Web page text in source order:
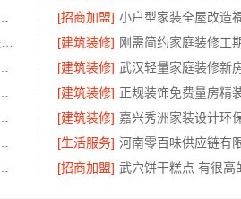
[招商加盟]
[建筑装修]
[建筑装修]
[建筑装修]
[建筑装修]
[生活服务]
[招商加盟] 武穴饼干糕点 有很高